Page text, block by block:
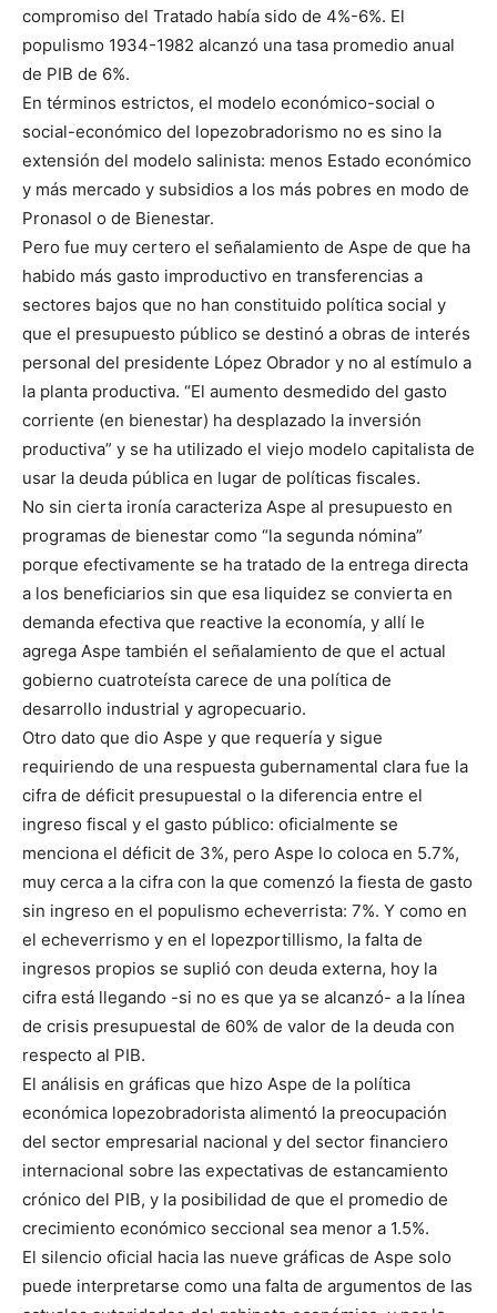
compromiso del Tratado había sido de 4%-6%. El
populismo 1934-1982 alcanzó una tasa promedio anual
de PIB de 6%.
En términos estrictos, el modelo económico-social o
social-económico del lopezobradorismo no es sino la
extensión del modelo salinista: menos Estado económico
y más mercado y subsidios a los más pobres en modo de
Pronasol o de Bienestar.
Pero fue muy certero el señalamiento de Aspe de que ha
habido más gasto improductivo en transferencias a
sectores bajos que no han constituido política social y
que el presupuesto público se destinó a obras de interés
personal del presidente López Obrador y no al estímulo a
la planta productiva. “El aumento desmedido del gasto
corriente (en bienestar) ha desplazado la inversión
productiva” y se ha utilizado el viejo modelo capitalista de
usar la deuda pública en lugar de políticas fiscales.
No sin cierta ironía caracteriza Aspe al presupuesto en
programas de bienestar como “la segunda nómina”
porque efectivamente se ha tratado de la entrega directa
a los beneficiarios sin que esa liquidez se convierta en
demanda efectiva que reactive la economía, y allí le
agrega Aspe también el señalamiento de que el actual
gobierno cuatroteísta carece de una política de
desarrollo industrial y agropecuario.
Otro dato que dio Aspe y que requería y sigue
requiriendo de una respuesta gubernamental clara fue la
cifra de déficit presupuestal o la diferencia entre el
ingreso fiscal y el gasto público: oficialmente se
menciona el déficit de 3%, pero Aspe lo coloca en 5.7%,
muy cerca a la cifra con la que comenzó la fiesta de gasto
sin ingreso en el populismo echeverrista: 7%. Y como en
el echeverrismo y en el lopezportillismo, la falta de
ingresos propios se suplió con deuda externa, hoy la
cifra está llegando -si no es que ya se alcanzó- a la línea
de crisis presupuestal de 60% de valor de la deuda con
respecto al PIB.
El análisis en gráficas que hizo Aspe de la política
económica lopezobradorista alimentó la preocupación
del sector empresarial nacional y del sector financiero
internacional sobre las expectativas de estancamiento
crónico del PIB, y la posibilidad de que el promedio de
crecimiento económico seccional sea menor a 1.5%.
El silencio oficial hacia las nueve gráficas de Aspe solo
puede interpretarse como una falta de argumentos de las